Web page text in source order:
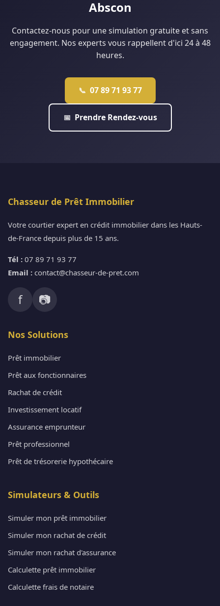
Abscon
Contactez-nous pour une simulation gratuite et sans
engagement. Nos experts vous rappellent d'ici 24 à 48
heures.
📞 07 89 71 93 77
📅 Prendre Rendez-vous
Chasseur de Prêt Immobilier
Votre courtier expert en crédit immobilier dans les Hauts-
de-France depuis plus de 15 ans.
Tél : 07 89 71 93 77
Email : contact@chasseur-de-pret.com
f 📷
Nos Solutions
Prêt immobilier
Prêt aux fonctionnaires
Rachat de crédit
Investissement locatif
Assurance emprunteur
Prêt professionnel
Prêt de trésorerie hypothécaire
Simulateurs & Outils
Simuler mon prêt immobilier
Simuler mon rachat de crédit
Simuler mon rachat d'assurance
Calculette prêt immobilier
Calculette frais de notaire